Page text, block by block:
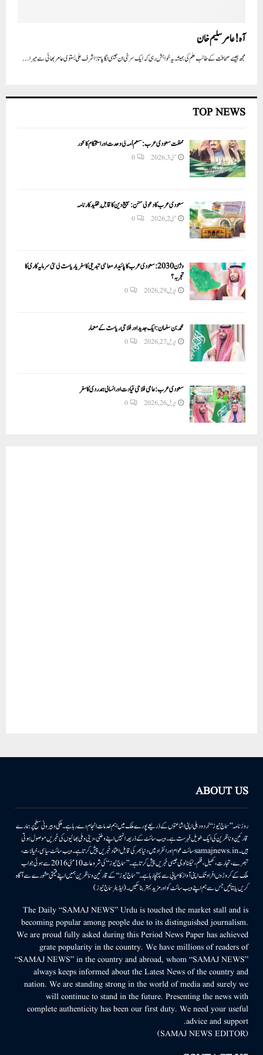
آہ ! عامر سلیم خان
مجھ جیسے صحافت کے طالب علم کی ہمیشہ یہ خواہش رہی کہ ایک سرخی ان جیسی لگا پاتا: اشرف علی بستوی عامر بھائی سے میرا...
TOP NEWS
مملکت سعودی عرب: مسلم اُمہ کی وحدت اور استحکام کا محور
مئی 3, 2026 0
سعودی عرب کا دعوتی مشن: تبلیغ دین کا قابلِ تقلید کارنامہ
مئی 2, 2026 0
وژن 2030:سعودی عرب کا پائیدار معاشی تبدیلی کا سفر یا ریاست کی نئی سرمایہ کاری کا
تجربہ؟
اپریل 29, 2026 0
محمد بن سلمان: ایک جدید اور فلاحی ریاست کے معمار
اپریل 27, 2026 0
سعودی عرب: عالمی فلاحی قیادت اور انسانی ہمدردی کا سفر
اپریل 26, 2026 0
ABOUT US
روزنامہ ’’سماج نیوز‘‘ اُردو دہلی اپنی اشاعتوں کے ذریعے پورے ملک میں اہم خدمات انجام دے رہا ہے۔ ملکی وبیرونی سطح پر ہمارے
قارئین وناظرین کی ایک طویل فہرست ہے۔ ویب سائٹ کے ذریعہ انہیں اپنے وطنی، دینی وملی بھائیوں کی خبریں موصول ہوتی
ہیں۔samajnews.inسائٹ عوام اور انفراد میں دنیا بھر کی قابل اعتماد خبریں پیش کرتا ہے۔ ویب سائٹ سیاسی، خیالات،
تبصرے، تجارت، کھیل، فلم، ٹیکنالوجی جیسی خبریں پیش کرتا ہے۔ ’’سماج نیوز‘‘ کی شروعات 10مئی 2016 سے ہوئی جو اب
ملک کے کروڑوں افراد تک اپنی آواز کامیابی سے پہنچا رہا ہے۔ ’’سماج نیوز‘‘ کے قارئین وناظرین ہمیں اپنے قیمتی مشورے سے آگاہ
کریں یا بتائیں جس سے ہم اپنے ویب سائٹ کو اور مزید بہتر بناسکیں۔ (ایڈیٹر سماج نیوز)
The Daily “SAMAJ NEWS” Urdu is touched the market stall and is
becoming popular among people due to its distinguished journalism.
We are proud fully asked during this Period News Paper has achieved
grate popularity in the country. We have millions of readers of
“SAMAJ NEWS” in the country and abroad, whom “SAMAJ NEWS”
always keeps informed about the Latest News of the country and
nation. We are standing strong in the world of media and surely we
will continue to stand in the future. Presenting the news with
complete authenticity has been our first duty. We need your useful
advice and support.
(SAMAJ NEWS EDITOR)